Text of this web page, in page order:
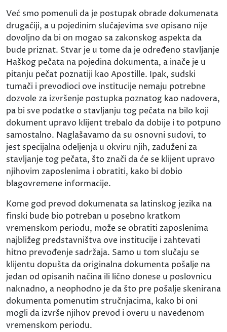
Već smo pomenuli da je postupak obrade dokumenata
drugačiji, a u pojedinim slučajevima sve opisano nije
dovoljno da bi on mogao sa zakonskog aspekta da
bude priznat. Stvar je u tome da je određeno stavljanje
Haškog pečata na pojedina dokumenta, a inače je u
pitanju pečat poznatiji kao Apostille. Ipak, sudski
tumači i prevodioci ove institucije nemaju potrebne
dozvole za izvršenje postupka poznatog kao nadovera,
pa bi sve podatke o stavljanju tog pečata na bilo koji
dokument upravo klijent trebalo da dobije i to potpuno
samostalno. Naglašavamo da su osnovni sudovi, to
jest specijalna odeljenja u okviru njih, zaduženi za
stavljanje tog pečata, što znači da će se klijent upravo
njihovim zaposlenima i obratiti, kako bi dobio
blagovremene informacije.
Kome god prevod dokumenata sa latinskog jezika na
finski bude bio potreban u posebno kratkom
vremenskom periodu, može se obratiti zaposlenima
najbližeg predstavništva ove institucije i zahtevati
hitno prevođenje sadržaja. Samo u tom slučaju se
klijentu dopušta da originalna dokumenta pošalje na
jedan od opisanih načina ili lično donese u poslovnicu
naknadno, a neophodno je da što pre pošalje skenirana
dokumenta pomenutim stručnjacima, kako bi oni
mogli da izvrše njihov prevod i overu u navedenom
vremenskom periodu.